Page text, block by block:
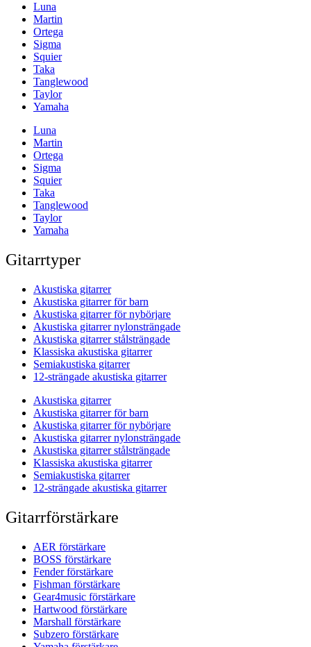
Luna
Martin
Ortega
Sigma
Squier
Taka
Tanglewood
Taylor
Yamaha
Luna
Martin
Ortega
Sigma
Squier
Taka
Tanglewood
Taylor
Yamaha
Gitarrtyper
Akustiska gitarrer
Akustiska gitarrer för barn
Akustiska gitarrer för nybörjare
Akustiska gitarrer nylonsträngade
Akustiska gitarrer stålsträngade
Klassiska akustiska gitarrer
Semiakustiska gitarrer
12-strängade akustiska gitarrer
Akustiska gitarrer
Akustiska gitarrer för barn
Akustiska gitarrer för nybörjare
Akustiska gitarrer nylonsträngade
Akustiska gitarrer stålsträngade
Klassiska akustiska gitarrer
Semiakustiska gitarrer
12-strängade akustiska gitarrer
Gitarrförstärkare
AER förstärkare
BOSS förstärkare
Fender förstärkare
Fishman förstärkare
Gear4music förstärkare
Hartwood förstärkare
Marshall förstärkare
Subzero förstärkare